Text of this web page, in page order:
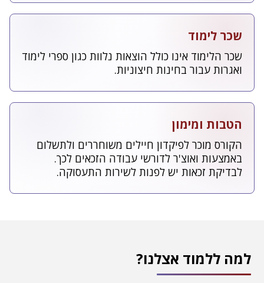
שכר לימוד
שכר הלימוד אינו כולל הוצאות נלוות כגון ספרי לימוד
ואגרות עבור בחינות חיצוניות.
הטבות ומימון
הקורס מוכר לפיקדון חיילים משוחררים ולתשלום
באמצעות ואוצ'ר לדורשי עבודה הזכאים לכך.
לבדיקת זכאות יש לפנות לשירות התעסוקה.
למה ללמוד אצלנו?